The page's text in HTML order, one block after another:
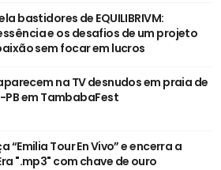
bastidores de EQUILIBRIVM:
e os desafios de um projeto
sem focar em lucros
na TV desnudos em praia de
em TambabaFest
“Emilia Tour En Vivo” e encerra a
".mp3" com chave de ouro